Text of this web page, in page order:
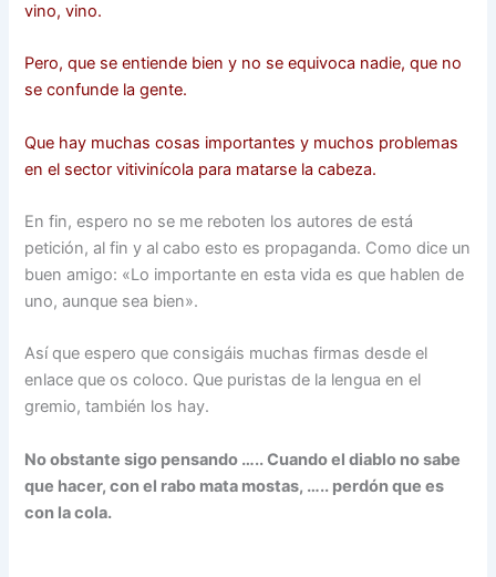
vino, vino.
Pero, que se entiende bien y no se equivoca nadie, que no
se confunde la gente.
Que hay muchas cosas importantes y muchos problemas
en el sector vitivinícola para matarse la cabeza.
En fin, espero no se me reboten los autores de está
petición, al fin y al cabo esto es propaganda. Como dice un
buen amigo: «Lo importante en esta vida es que hablen de
uno, aunque sea bien».
Así que espero que consigáis muchas firmas desde el
enlace que os coloco. Que puristas de la lengua en el
gremio, también los hay.
No obstante sigo pensando ….. Cuando el diablo no sabe
que hacer, con el rabo mata mostas, ….. perdón que es
con la cola.